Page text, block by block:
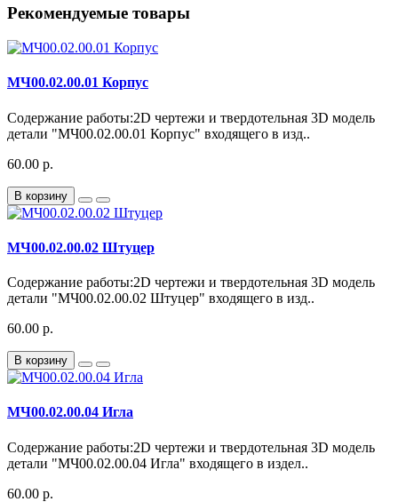
Рекомендуемые товары
МЧ00.02.00.01 Корпус
Содержание работы:2D чертежи и твердотельная 3D модель
детали "МЧ00.02.00.01 Корпус" входящего в изд..
60.00 р.
В корзину
МЧ00.02.00.02 Штуцер
Содержание работы:2D чертежи и твердотельная 3D модель
детали "МЧ00.02.00.02 Штуцер" входящего в изд..
60.00 р.
В корзину
МЧ00.02.00.04 Игла
Содержание работы:2D чертежи и твердотельная 3D модель
детали "МЧ00.02.00.04 Игла" входящего в издел..
60.00 р.